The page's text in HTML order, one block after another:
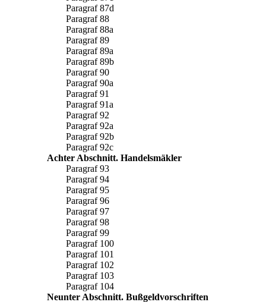
Paragraf 87d
Paragraf 88
Paragraf 88a
Paragraf 89
Paragraf 89a
Paragraf 89b
Paragraf 90
Paragraf 90a
Paragraf 91
Paragraf 91a
Paragraf 92
Paragraf 92a
Paragraf 92b
Paragraf 92c
Achter Abschnitt. Handelsmäkler
Paragraf 93
Paragraf 94
Paragraf 95
Paragraf 96
Paragraf 97
Paragraf 98
Paragraf 99
Paragraf 100
Paragraf 101
Paragraf 102
Paragraf 103
Paragraf 104
Neunter Abschnitt. Bußgeldvorschriften